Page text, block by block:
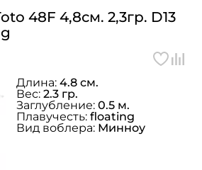
48F 4,8см. 2,3гр. D13
Длина: 4.8 см.
Вес: 2.3 гр.
Заглубление: 0.5 м.
Плавучесть: floating
Вид воблера: Минноу